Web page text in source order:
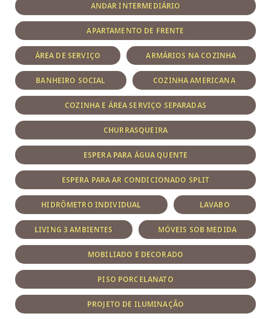
ANDAR INTERMEDIÁRIO
APARTAMENTO DE FRENTE
ÁREA DE SERVIÇO ARMÁRIOS NA COZINHA
BANHEIRO SOCIAL COZINHA AMERICANA
COZINHA E ÁREA SERVIÇO SEPARADAS
CHURRASQUEIRA
ESPERA PARA ÁGUA QUENTE
ESPERA PARA AR CONDICIONADO SPLIT
HIDRÔMETRO INDIVIDUAL LAVABO
LIVING 3 AMBIENTES MÓVEIS SOB MEDIDA
MOBILIADO E DECORADO
PISO PORCELANATO
PROJETO DE ILUMINAÇÃO